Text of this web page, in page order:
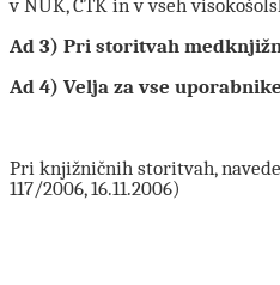
v NUK, CTK in v vseh
Ad 3) Pri storitvah
Ad 4) Velja za vse
Pri knjižničnih storitvah,
117/2006, 16.11.2006)